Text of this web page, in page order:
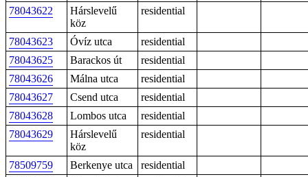
78043622
Hárslevelű
köz
residential
78043623 Óvíz utca
residential
78043625
Barackos út
residential
78043626
Málna utca
residential
78043627
Csend utca
residential
78043628
Lombos utca
residential
78043629
Hárslevelű
köz
residential
78509759 Berkenye utca
residential